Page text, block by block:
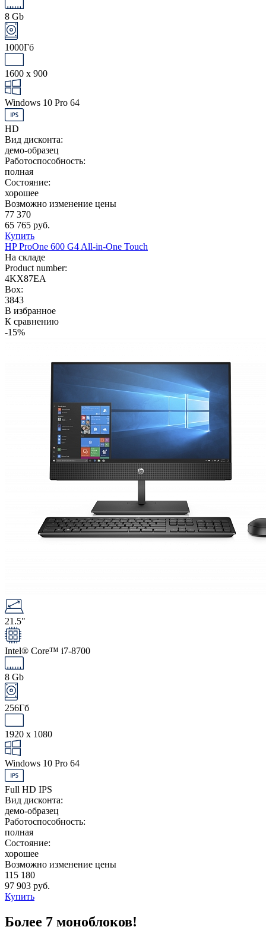
8 Gb
1000Гб
1600 x 900
Windows 10 Pro 64
HD
Вид дисконта:
демо-образец
Работоспособность:
полная
Состояние:
хорошее
Возможно изменение цены
77 370
65 765 руб.
Купить
HP ProOne 600 G4 All-in-One Touch
На складе
Product number:
4KX87EA
Box:
3843
В избранное
К сравнению
-15%
21.5"
Intel® Core™ i7-8700
8 Gb
256Гб
1920 x 1080
Windows 10 Pro 64
Full HD IPS
Вид дисконта:
демо-образец
Работоспособность:
полная
Состояние:
хорошее
Возможно изменение цены
115 180
97 903 руб.
Купить
Более 7 моноблоков!